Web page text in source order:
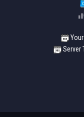
Your
Server